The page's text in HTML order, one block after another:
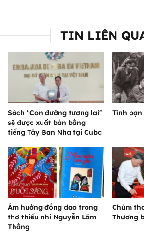
TIN LIÊN
Sách "Con đường tương lai"
sẽ được xuất bản bằng
tiếng Tây Ban Nha tại Cuba
Tình
Âm hưởng đồng dao trong
thơ thiếu nhi Nguyễn Lãm
Thắng
Chùm
Thương